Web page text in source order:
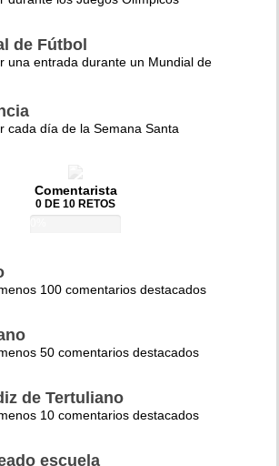
de Fútbol
una entrada durante un Mundial de
cada día de la Semana Santa
Comentarista
0 DE 10 RETOS
100 comentarios destacados
50 comentarios destacados
de Tertuliano
10 comentarios destacados
escuela